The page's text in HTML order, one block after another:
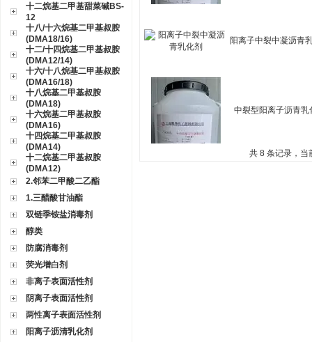
十二烷基二甲基甜菜碱BS-
12
十八/十六烷基二甲基叔胺
(DMA18/16)
十二/十四烷基二甲基叔胺
(DMA12/14)
十六/十八烷基二甲基叔胺
(DMA16/18)
十八烷基二甲基叔胺
(DMA18)
十六烷基二甲基叔胺
(DMA16)
十四烷基二甲基叔胺
(DMA14)
十二烷基二甲基叔胺
(DMA12)
2.邻苯二甲酸二乙酯
1.三醋酸甘油酯
双链季铵盐消毒剂
醇类
防腐消毒剂
荧光增白剂
非离子表面活性剂
阴离子表面活性剂
两性离子表面活性剂
阳离子沥清乳化剂
阳离子中裂中凝沥青
中裂型阳离子沥青乳
共 8 条记录，